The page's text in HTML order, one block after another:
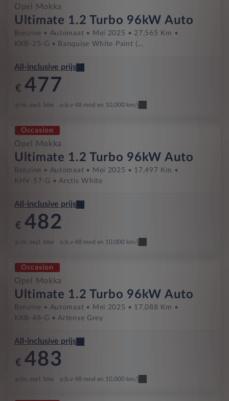
Opel Mokka
Ultimate 1.2 Turbo 96kW Auto
Benzine Automaat Mei 2025
27,565 Km
KKB-25-G
Banquise White Paint (...
All-inclusive prijs
€ 477
p/m. excl. btw o.b.v 48 mnd en 10,000 km/j
Occasion
Opel Mokka
Ultimate 1.2 Turbo 96kW Auto
Benzine Automaat Mei 2025
17,497 Km
KHV-57-G
Arctis White
All-inclusive prijs
€ 482
p/m. excl. btw o.b.v 48 mnd en 10,000 km/j
Occasion
Opel Mokka
Ultimate 1.2 Turbo 96kW Auto
Benzine Automaat Mei 2025
17,088 Km
KKB-48-G
Artense Grey
All-inclusive prijs
€ 483
p/m. excl. btw o.b.v 48 mnd en 10,000 km/j